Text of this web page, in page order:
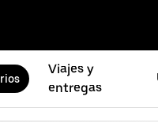
Viajes y
entregas